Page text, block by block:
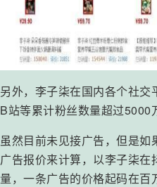
另外，李子柒在国内各个社交
B站等累计粉丝数量超过5000
虽然目前未见接广告，但是
广告报价来计算，以李子柒
量，一条广告的价格起码在